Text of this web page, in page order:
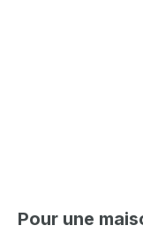
Pour une